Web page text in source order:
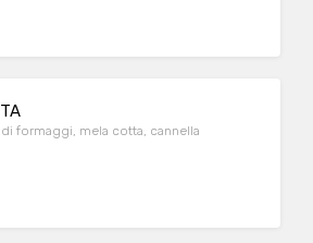
formaggi, mela cotta, cannella